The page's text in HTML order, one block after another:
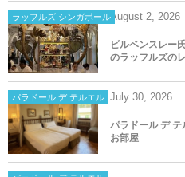
ラッフルズ シンガポールAugust 2 2026
ビルベンスレー
のラッフルズの
パラドール デ テルエル July 30 2026
パラドール デ
お部屋